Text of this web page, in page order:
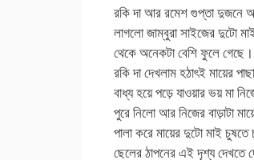
রকি দা আর রমেশ গুপ্তা দুজনে
লাগলো জাম্বুরা সাইজের দুটো
থেকে অনেকটা বেশি ফুলে গেছে।
রকি দা দেখলাম হঠাৎই মায়ের
বাধ্য হয়ে পড়ে যাওয়ার ভয় মা
পুরে নিলো আর নিজের বাড়াটা
পালা করে মায়ের দুটো মাই চুষতে
ছেলের ঠাপনের এই দৃশ্য দেখতে